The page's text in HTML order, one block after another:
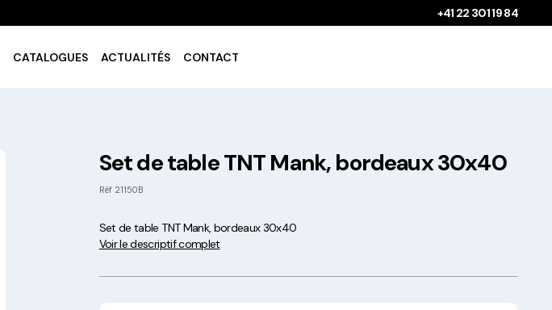
+41 22 301 19 84
Gobelets à boissons
CATALOGUES ACTUALITÉS CONTACT
Set de table TNT Mank, bordeaux 30x40
Réf 21150B
Set de table TNT Mank, bordeaux 30x40
Voir le descriptif complet